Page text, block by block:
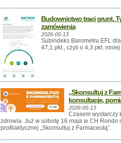
Budownictwo traci grunt.
zamówienia
2026-05-13
Subindeks Barometru EFL
47,1 pkt., czyli o 4,3 pkt.
„Skonsultuj z
konsultacje,
2026-05-13
Czasem wystarczy
zdrowia. Już w sobotę 16 maja w CH
profilaktycznej „Skonsultuj z Farmaceutą”.